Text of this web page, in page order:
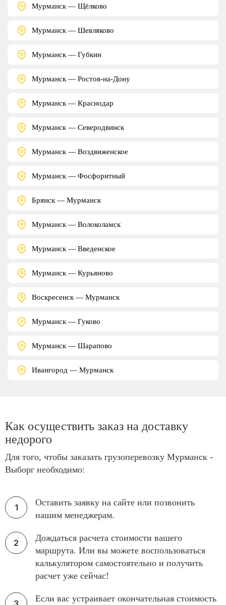
Мурманск — Щёлково
Мурманск — Шевляково
Мурманск — Губкин
Мурманск — Ростов-на-Дону
Мурманск — Краснодар
Мурманск — Северодвинск
Мурманск — Воздвиженское
Мурманск — Фосфоритный
Брянск — Мурманск
Мурманск — Волоколамск
Мурманск — Введенское
Мурманск — Курьяново
Воскресенск — Мурманск
Мурманск — Гуково
Мурманск — Шарапово
Ивангород — Мурманск
Как осуществить заказ на доставку
недорого
Для того, чтобы заказать грузоперевозку Мурманск -
Выборг необходимо:
Оставить заявку на сайте или позвонить
нашим менеджерам.
Дождаться расчета стоимости вашего
маршрута. Или вы можете воспользоваться
калькулятором самостоятельно и получить
расчет уже сейчас!
Если вас устраивает окончательная стоимость